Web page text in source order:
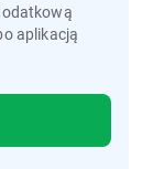
aplikacją